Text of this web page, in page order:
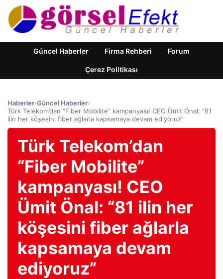
Güncel Haberler Firma Rehberi Forum
Çerez Politikası
Haberler›Güncel Haberler›
Türk Telekom’dan “Fiber Mobilite” kampanyası! CEO Ümit Önal: “81
ilin her köşesini fiber ağlarla kapsamaya devam ediyoruz”
Türk Telekom’dan
“Fiber Mobilite”
kampanyası! CEO
Ümit Önal: “81 ilin her
köşesini fiber ağlarla
kapsamaya devam
ediyoruz”